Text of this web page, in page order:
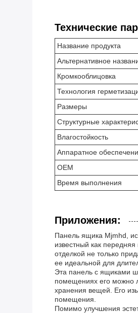
Технические
Название продукта
Альтернативное
Кромкооблицовка
Технология
Размеры
Структурные
Влагостойкость
Аппаратное
OEM
Время выполнения
Приложения:
Панель ящика Mjmhd,
известный как
отделкой не только
ее идеальной для
Эта панель с ящиками
помещениях его можно
хранения вещей. Его
помещения.
Помимо улучшения